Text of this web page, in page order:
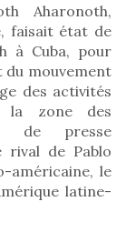
Aharonoth,
faisait état de
à Cuba, pour
mouvement
des activités
la zone des
de presse
rival de Pablo
américaine, le
latine-